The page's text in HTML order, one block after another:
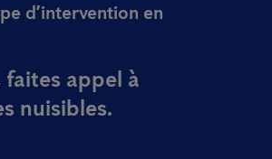
d’intervention en
appel à
nuisibles.